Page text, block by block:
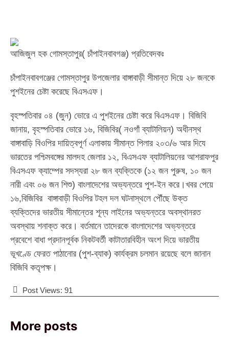
আজিজুল হক গোমস্তাপুর( চাঁপাইনবাবগঞ্জ) প্রতিবেদকঃ
চাঁপাইনবাবগঞ্জের গোমস্তাপুর উপজেলার বাঙ্গাবাড়ী সীমান্ত দিয়ে ২৮ জনকে
পুশইনের চেষ্টা করেছে বিএসএফ।
বৃহস্পতিবার ০৪ (জুন) ভোরে এ পুশইনের চেষ্টা করে বিএসএফ। বিজিবি
জানায়, বৃহস্পতিবার ভোরে ১৬, বিজিবির( নওগাঁ ব্যাটালিয়ন) অধীনস্থ
বাঙ্গাবাড়ি বিওপির দায়িত্বপূর্ণ এলাকায় সীমান্ত পিলার ২০৩/৬ আর দিযে
ভারতের পশ্চিমবঙ্গের মালদহ জেলার ১২, বিএসএফ ব্যাটালিয়নের আশরাফপুর
বিএসএফ ক্যাম্পের সদস্যরা ২৮ জন ব্যক্তিকে (১২ জন পুরুষ, ১০ জন
নারী এবং ০৬ জন শিশু) বাংলাদেশের অভ্যন্তরে পুশ-ইন করে।খবর পেয়ে
১৬,বিজিবির বাঙ্গাবাড়ী বিওপির টহল দল ঘটনাস্থলে পৌঁছে উক্ত
ব্যক্তিদের ভারতীয় সীমান্তের শূন্য লাইনের অভ্যন্তরে অবস্থানরত
অবস্থায় শনাক্ত করে। বর্তমানে তাদেরকে বাংলাদেশের অভ্যন্তরে
প্রবেশে বাধা প্রদানপূর্বক নিকটবর্তী কাটাতারবিহীন অংশ দিয়ে ভারতীয়
ভূখণ্ডে ফেরত পাঠানোর (পুশ-ব্যাক) কার্যক্রম চলমান রয়েছে বলে জানান
বিজিবি কতৃপক্ষ।
Post Views: 91
More posts